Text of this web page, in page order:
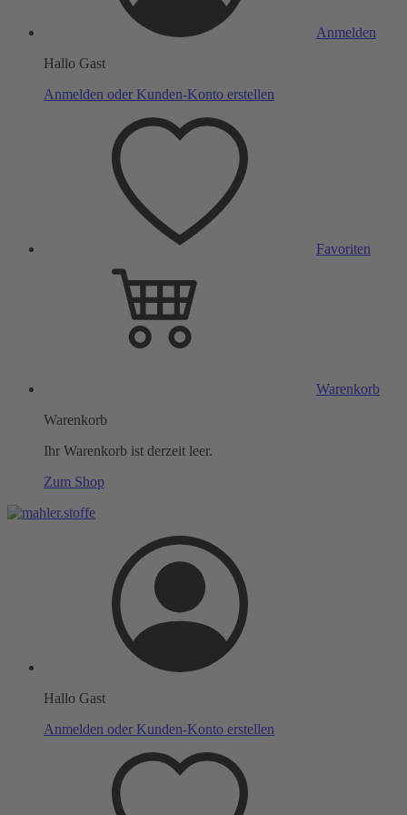
Anmelden
Hallo Gast
Anmelden oder Kunden-Konto erstellen
Favoriten
Warenkorb
Warenkorb
Ihr Warenkorb ist derzeit leer.
Zum Shop
Hallo Gast
Anmelden oder Kunden-Konto erstellen